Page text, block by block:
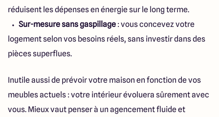
réduisent les dépenses en énergie sur le long terme.
Sur-mesure sans gaspillage : vous concevez votre
logement selon vos besoins réels, sans investir dans des
pièces superflues.
Inutile aussi de prévoir votre maison en fonction de vos
meubles actuels : votre intérieur évoluera sûrement avec
vous. Mieux vaut penser à un agencement fluide et